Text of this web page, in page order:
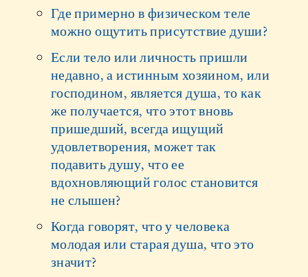
Где примерно в физическом теле
можно ощутить присутствие души?
Если тело или личность пришли
недавно, а истинным хозяином, или
господином, является душа, то как
же получается, что этот вновь
пришедший, всегда ищущий
удовлетворения, может так
подавить душу, что ее
вдохновляющий голос становится
не слышен?
Когда говорят, что у человека
молодая или старая душа, что это
значит?